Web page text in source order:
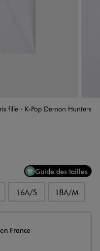
fille - K-Pop Demon Hunters
Guide des tailles
16A/S 18A/M
France